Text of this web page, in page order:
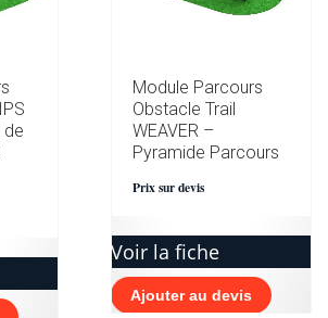
de
Module Parcours
Obstacle Trail
WEAVER –
Pyramide Parcours
Prix sur devis
Voir la fiche
Ajouter au devis